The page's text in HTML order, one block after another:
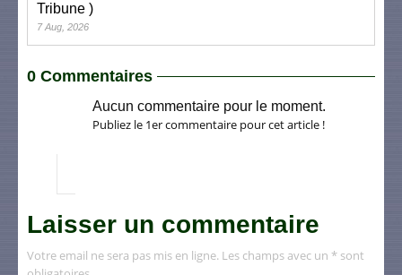
Tribune )
7 Aug, 2026
0 Commentaires
Aucun commentaire pour le moment.
Publiez le 1er commentaire pour cet article !
Laisser un commentaire
Votre email ne sera pas mis en ligne. Les champs avec un * sont